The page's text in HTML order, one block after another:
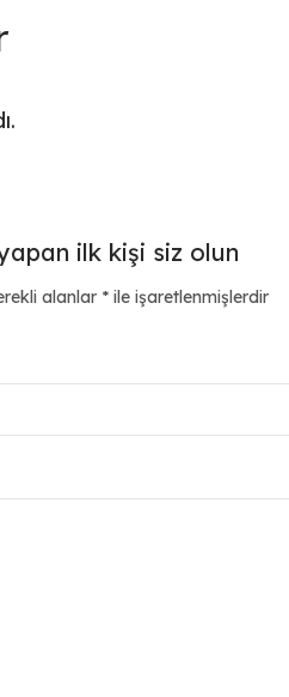
ilk kişi siz olun
alanlar * ile işaretlenmişlerdir